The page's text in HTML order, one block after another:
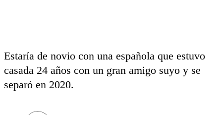
Estaría de novio con una española que estuvo
casada 24 años con un gran amigo suyo y se
separó en 2020.